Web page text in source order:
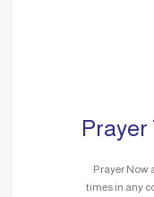
Prayer
Prayer Now
times in any